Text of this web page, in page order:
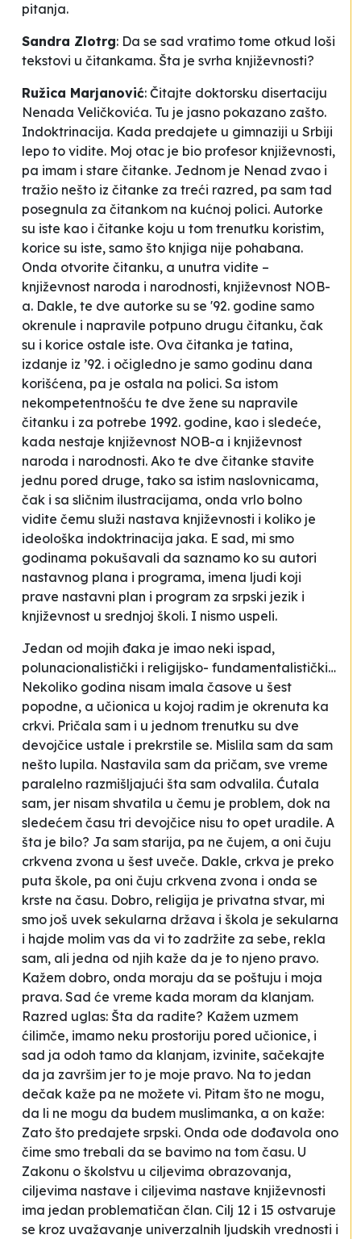
pitanja.
Sandra Zlotrg: Da se sad vratimo tome otkud loši
tekstovi u čitankama. Šta je svrha književnosti?
Ružica Marjanović: Čitajte doktorsku disertaciju
Nenada Veličkovića. Tu je jasno pokazano zašto.
Indoktrinacija. Kada predajete u gimnaziji u Srbiji
lepo to vidite. Moj otac je bio profesor književnosti,
pa imam i stare čitanke. Jednom je Nenad zvao i
tražio nešto iz čitanke za treći razred, pa sam tad
posegnula za čitankom na kućnoj polici. Autorke
su iste kao i čitanke koju u tom trenutku koristim,
korice su iste, samo što knjiga nije pohabana.
Onda otvorite čitanku, a unutra vidite –
književnost naroda i narodnosti, književnost NOB-
a. Dakle, te dve autorke su se '92. godine samo
okrenule i napravile potpuno drugu čitanku, čak
su i korice ostale iste. Ova čitanka je tatina,
izdanje iz ’92. i očigledno je samo godinu dana
korišćena, pa je ostala na polici. Sa istom
nekompetentnošću te dve žene su napravile
čitanku i za potrebe 1992. godine, kao i sledeće,
kada nestaje književnost NOB-a i književnost
naroda i narodnosti. Ako te dve čitanke stavite
jednu pored druge, tako sa istim naslovnicama,
čak i sa sličnim ilustracijama, onda vrlo bolno
vidite čemu služi nastava književnosti i koliko je
ideološka indoktrinacija jaka. E sad, mi smo
godinama pokušavali da saznamo ko su autori
nastavnog plana i programa, imena ljudi koji
prave nastavni plan i program za srpski jezik i
književnost u srednjoj školi. I nismo uspeli.
Jedan od mojih đaka je imao neki ispad,
polunacionalistički i religijsko- fundamentalistički…
Nekoliko godina nisam imala časove u šest
popodne, a učionica u kojoj radim je okrenuta ka
crkvi. Pričala sam i u jednom trenutku su dve
devojčice ustale i prekrstile se. Mislila sam da sam
nešto lupila. Nastavila sam da pričam, sve vreme
paralelno razmišljajući šta sam odvalila. Ćutala
sam, jer nisam shvatila u čemu je problem, dok na
sledećem času tri devojčice nisu to opet uradile. A
šta je bilo? Ja sam starija, pa ne čujem, a oni čuju
crkvena zvona u šest uveče. Dakle, crkva je preko
puta škole, pa oni čuju crkvena zvona i onda se
krste na času. Dobro, religija je privatna stvar, mi
smo još uvek sekularna država i škola je sekularna
i hajde molim vas da vi to zadržite za sebe, rekla
sam, ali jedna od njih kaže da je to njeno pravo.
Kažem dobro, onda moraju da se poštuju i moja
prava. Sad će vreme kada moram da klanjam.
Razred uglas: Šta da radite? Kažem uzmem
ćilimče, imamo neku prostoriju pored učionice, i
sad ja odoh tamo da klanjam, izvinite, sačekajte
da ja završim jer to je moje pravo. Na to jedan
dečak kaže pa ne možete vi. Pitam što ne mogu,
da li ne mogu da budem muslimanka, a on kaže:
Zato što predajete srpski. Onda ode dođavola ono
čime smo trebali da se bavimo na tom času. U
Zakonu o školstvu u ciljevima obrazovanja,
ciljevima nastave i ciljevima nastave književnosti
ima jedan problematičan član. Cilj 12 i 15 ostvaruje
se kroz uvažavanje univerzalnih ljudskih vrednosti i